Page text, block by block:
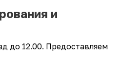
и
до 12.00. Предоставляем